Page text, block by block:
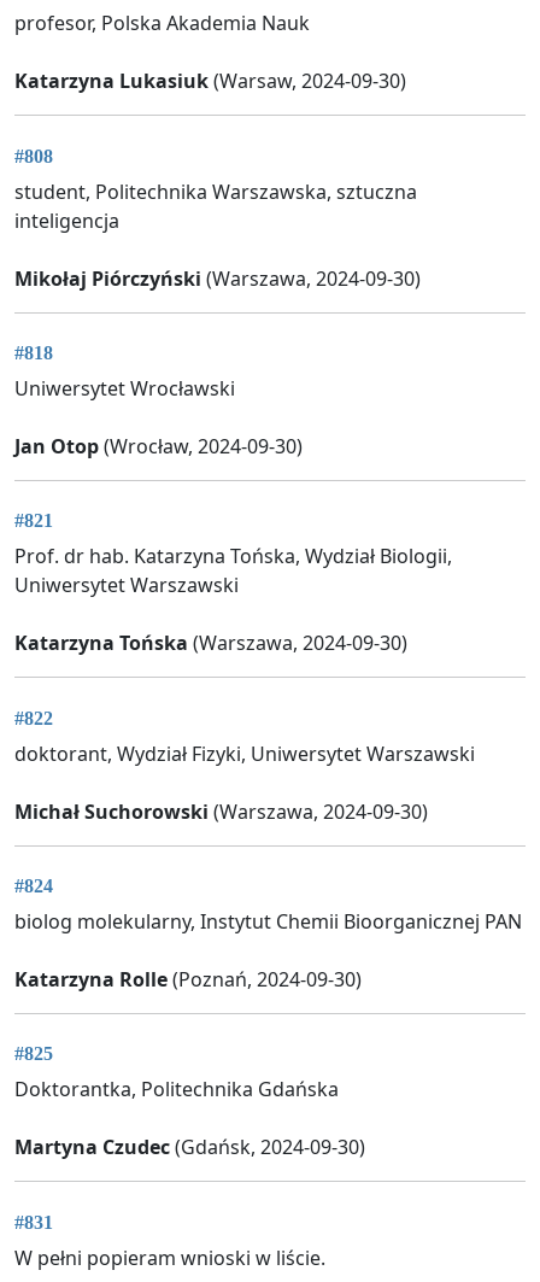
profesor, Polska Akademia Nauk
Katarzyna Lukasiuk(Warsaw, 2024-09-30)
#808
student, Politechnika Warszawska, sztuczna
inteligencja
Mikołaj Piórczyński (Warszawa, 2024-09-30)
#818
Uniwersytet Wrocławski
Jan Otop(Wrocław, 2024-09-30)
#821
Prof. dr hab. Katarzyna Tońska, Wydział Biologii,
Uniwersytet Warszawski
Katarzyna Tońska (Warszawa, 2024-09-30)
#822
doktorant, Wydział Fizyki, Uniwersytet Warszawski
Michał Suchorowski (Warszawa, 2024-09-30)
#824
biolog molekularny, Instytut Chemii Bioorganicznej PAN
Katarzyna Rolle(Poznań, 2024-09-30)
#825
Doktorantka, Politechnika Gdańska
Martyna Czudec(Gdańsk, 2024-09-30)
#831
W pełni popieram wnioski w liście.